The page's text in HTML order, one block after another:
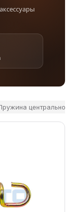
центральной